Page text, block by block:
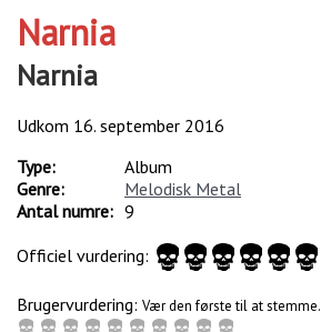
Narnia
Narnia
Udkom 16. september 2016
Type:
Album
Genre:
Melodisk Metal
Antal numre: 9
Officiel vurdering:
Brugervurdering: Vær den første til at stemme.